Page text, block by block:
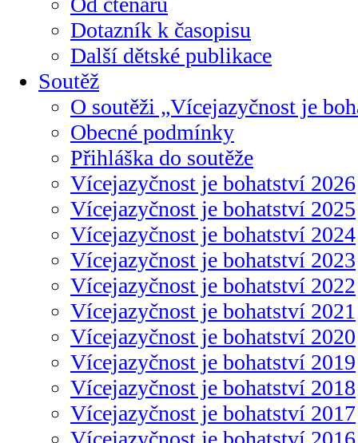
Dotazník k časopisu
Další dětské publikace
Soutěž
O soutěži „Vícejazyčnost je
Obecné podmínky
Přihláška do soutěže
Vícejazyčnost je bohatství 2026
Vícejazyčnost je bohatství 2025
Vícejazyčnost je bohatství 2024
Vícejazyčnost je bohatství 2023
Vícejazyčnost je bohatství 2022
Vícejazyčnost je bohatství 2021
Vícejazyčnost je bohatství 2020
Vícejazyčnost je bohatství 2019
Vícejazyčnost je bohatství 2018
Vícejazyčnost je bohatství 2017